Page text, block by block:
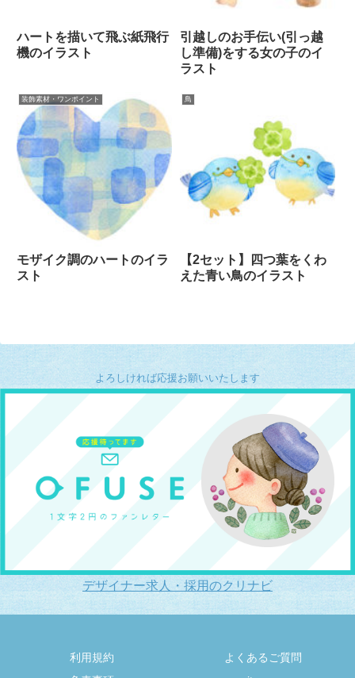
ハートを描いて飛ぶ紙飛行
機のイラスト
引越しのお手伝い(引っ越
し準備)をする女の子のイ
ラスト
装飾素材・ワンポイント
モザイク調のハートのイラ
スト
鳥
【2セット】四つ葉をくわ
えた青い鳥のイラスト
よろしければ応援お願いいたします
デザイナー求人・採用のクリナビ
利用規約
よくあるご質問